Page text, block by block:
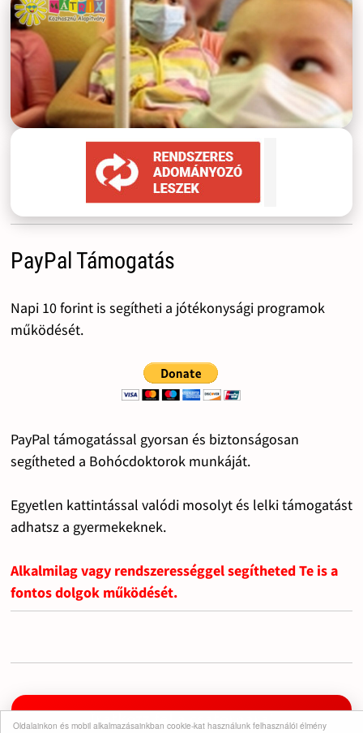
Oldalainkon és mobil alkalmazásainkban cookie-kat használunk felhasználói élmény
PayPal Támogatás
Napi 10 forint is segítheti a jótékonysági programok
működését.
PayPal támogatással gyorsan és biztonságosan
segítheted a Bohócdoktorok munkáját.
Egyetlen kattintással valódi mosolyt és lelki támogatást
adhatsz a gyermekeknek.
Alkalmilag vagy rendszerességgel segítheted Te is a
fontos dolgok működését.
Iratkozz fel a csatornára!